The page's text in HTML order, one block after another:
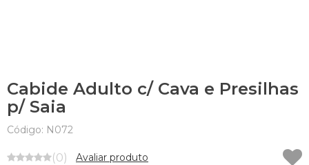
Cabide Adulto c/ Cava e Presilhas
p/ Saia
Código: N072
(0) Avaliar produto